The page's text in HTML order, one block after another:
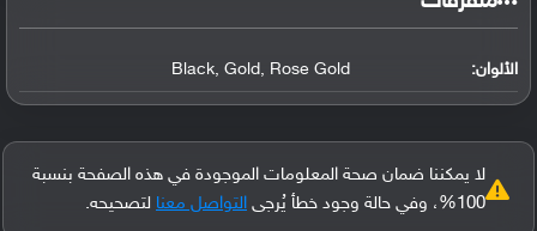
الألوان: Black, Gold, Rose Gold
لا يمكننا ضمان صحة المعلومات الموجودة في هذه الصفحة بنسبة
100%، وفي حالة وجود خطأ يُرجى
التواصل معنا لتصحيحه.